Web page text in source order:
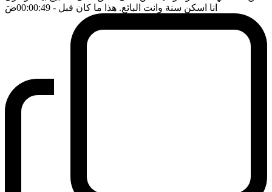
انا اسكن سنة وانت البائع. هذا ما كان قبل - 00:00:49 ضَ